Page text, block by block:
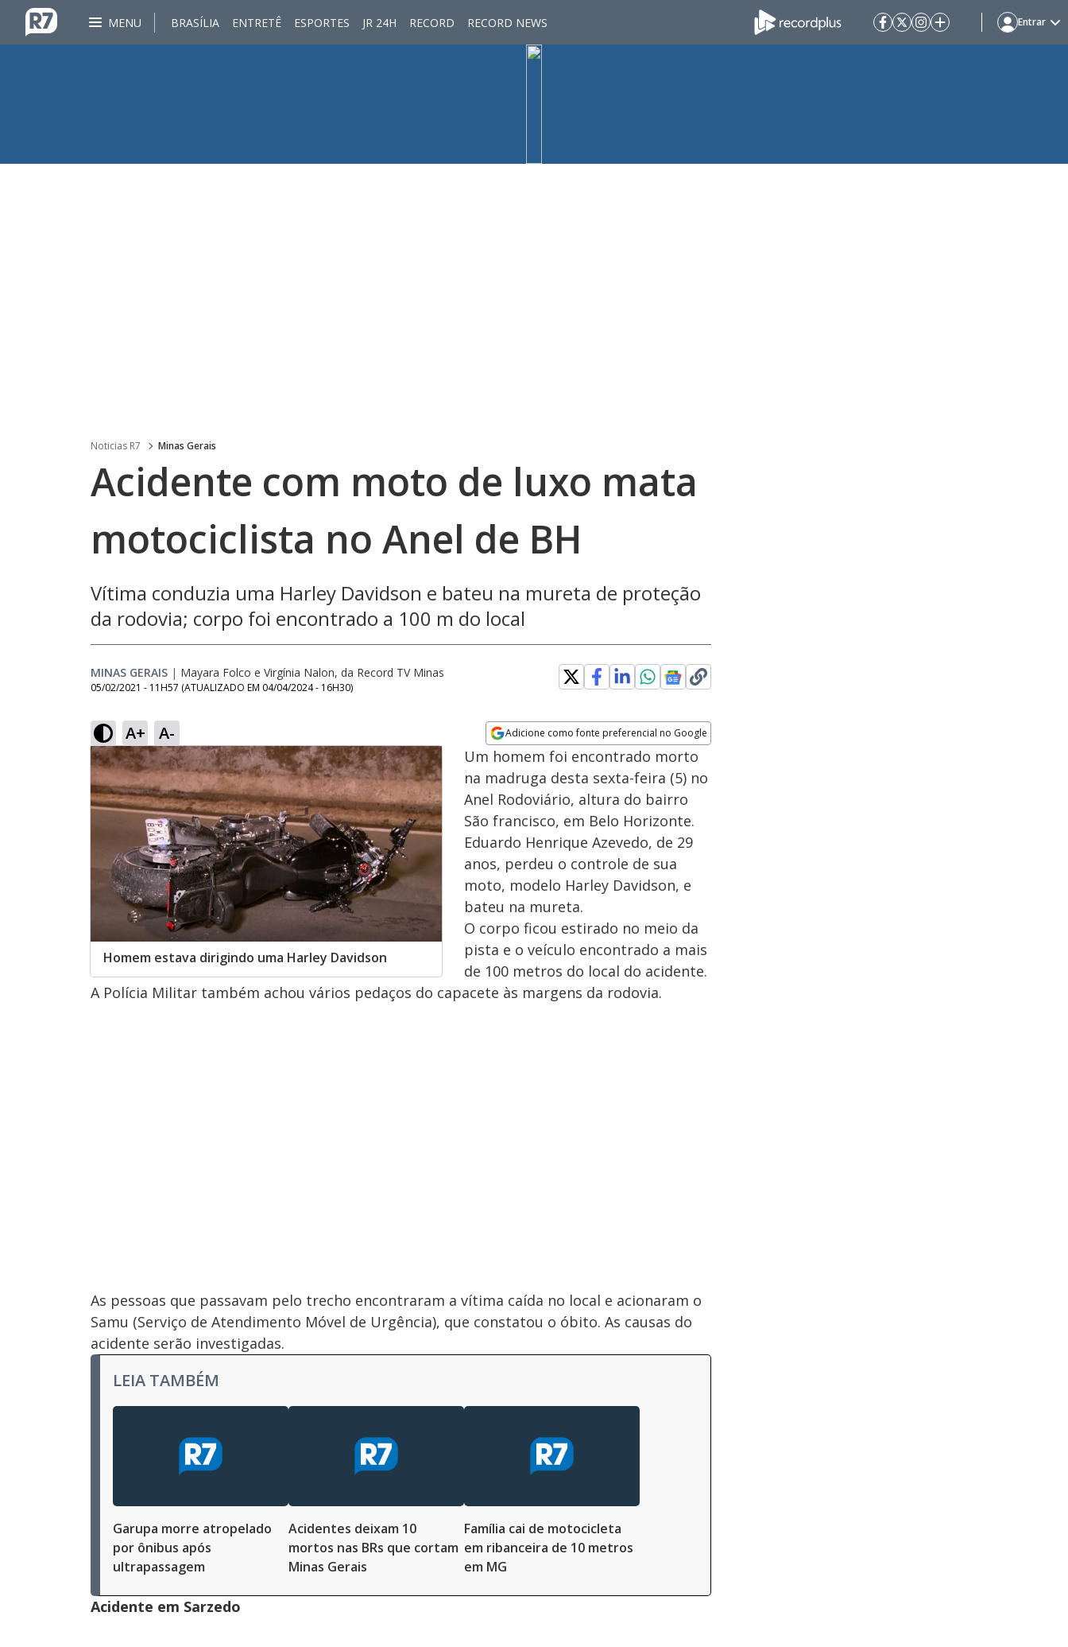
MENU BRASÍLIA ENTRETÊ ESPORTES JR 24H RECORD RECORD NEWS Entrar
Noticias R7 Minas Gerais
Acidente com moto de luxo mata
motociclista no Anel de BH
Vítima conduzia uma Harley Davidson e bateu na mureta de proteção
da rodovia; corpo foi encontrado a 100 m do local
MINAS GERAIS | Mayara Folco e Virgínia Nalon, da Record TV Minas
05/02/2021 - 11H57 (ATUALIZADO EM 04/04/2024 - 16H30)
A+ A- Adicione como fonte preferencial no Google
Opens in new window
Homem estava dirigindo uma Harley Davidson
Um homem foi encontrado morto
na madruga desta sexta-feira (5) no
Anel Rodoviário, altura do bairro
São francisco, em Belo Horizonte.
Eduardo Henrique Azevedo, de 29
anos, perdeu o controle de sua
moto, modelo Harley Davidson, e
bateu na mureta.
O corpo ficou estirado no meio da
pista e o veículo encontrado a mais
de 100 metros do local do acidente.
A Polícia Militar também achou vários pedaços do capacete às margens da rodovia.
As pessoas que passavam pelo trecho encontraram a vítima caída no local e acionaram o
Samu (Serviço de Atendimento Móvel de Urgência), que constatou o óbito. As causas do
acidente serão investigadas.
LEIA TAMBÉM
Garupa morre atropelado
por ônibus após
ultrapassagem
Acidentes deixam 10
mortos nas BRs que cortam
Minas Gerais
Família cai de motocicleta
em ribanceira de 10 metros
em MG
Acidente em Sarzedo